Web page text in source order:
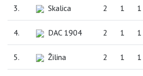
3. Skalica 2 1 1
4. DAC 1904 2 1 1
5. Žilina 2 1 1